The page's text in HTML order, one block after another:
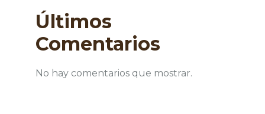
Últimos
Comentarios
No hay comentarios que mostrar.